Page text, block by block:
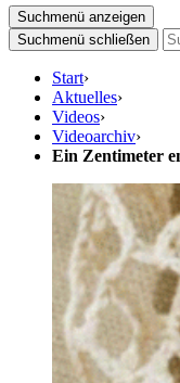
Suchmenü anzeigen
Suchmenü schließen
Start›
Aktuelles›
Videos›
Videoarchiv›
Ein Zentimeter